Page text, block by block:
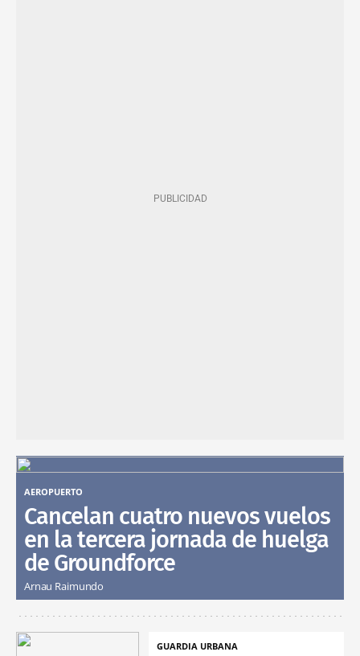
AEROPUERTO
Cancelan cuatro nuevos vuelos
en la tercera jornada de huelga
de Groundforce
Arnau Raimundo
GUARDIA URBANA